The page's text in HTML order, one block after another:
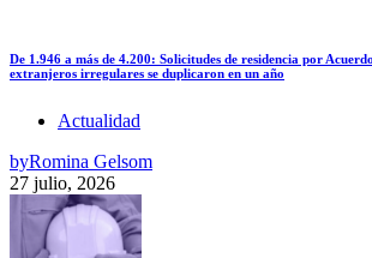
De 1.946 a más de 4.200: Solicitudes de residencia por
extranjeros irregulares se duplicaron en un año
Actualidad
byRomina Gelsom
27 julio, 2026